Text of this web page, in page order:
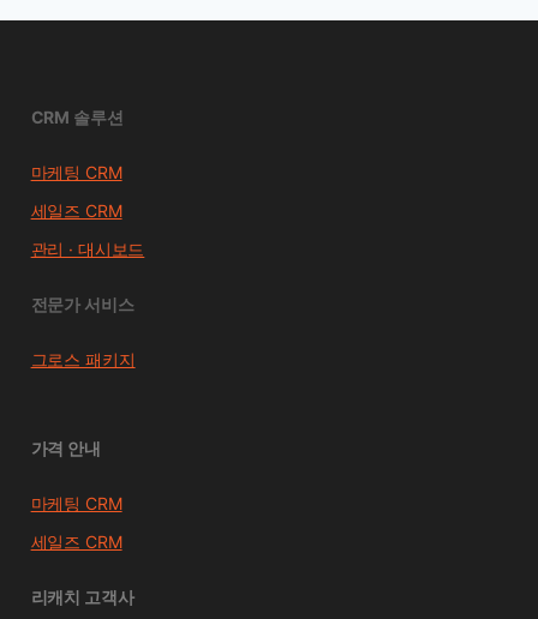
CRM 솔루션
마케팅 CRM
세일즈 CRM
관리 · 대시보드
전문가 서비스
그로스 패키지
가격 안내
마케팅 CRM
세일즈 CRM
리캐치 고객사